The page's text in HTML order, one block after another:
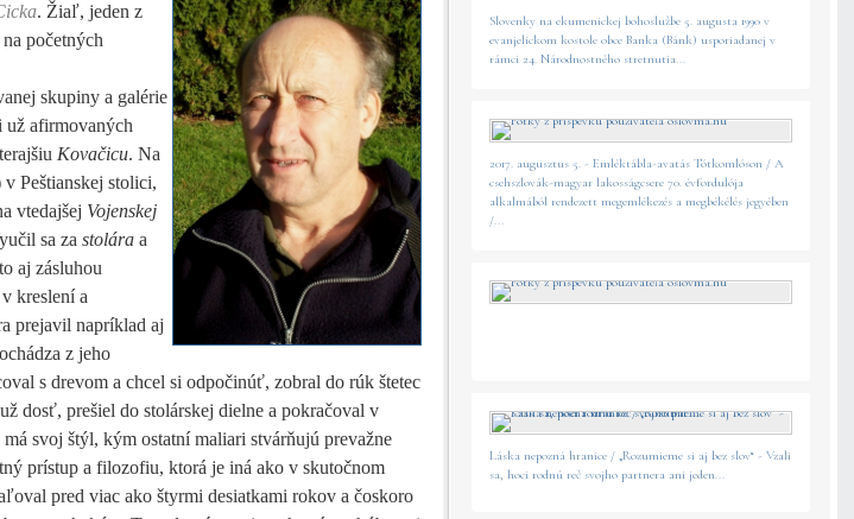
. Žiaľ, jeden z
početných
skupiny a galérie
už afirmovaných
Kovačicu. Na
Peštianskej stolici,
vtedajšej Vojenskej
sa za stolára a
aj zásluhou
kreslení a
prejavil napríklad aj
z jeho
s drevom a chcel si odpočinúť, zobral do rúk štetec
dosť, prešiel do stolárskej dielne a pokračoval v
svoj štýl, kým ostatní maliari stvárňujú prevažne
prístup a filozofiu, ktorá je iná ako v skutočnom
pred viac ako štyrmi desiatkami rokov a čoskoro
Slovenky na ekumenickej bohoslužbe 5. augusta 1990 v
evanjelickom kostole obce Banka (Bánk) usporiadanej v
rámci 24. Národnostného stretnutia...
2017. augusztus 5. - Emléktábla-avatás Tótkomlóson / A
csehszlovák-magyar lakosságcsere 70. évfordulója
alkalmából rendezett megemlékezés a megbékélés jegyében
/...
Láska nepozná hranice / „Rozumieme si aj bez slov“ - Vzali
sa, hoci rodnú reč svojho partnera ani jeden...